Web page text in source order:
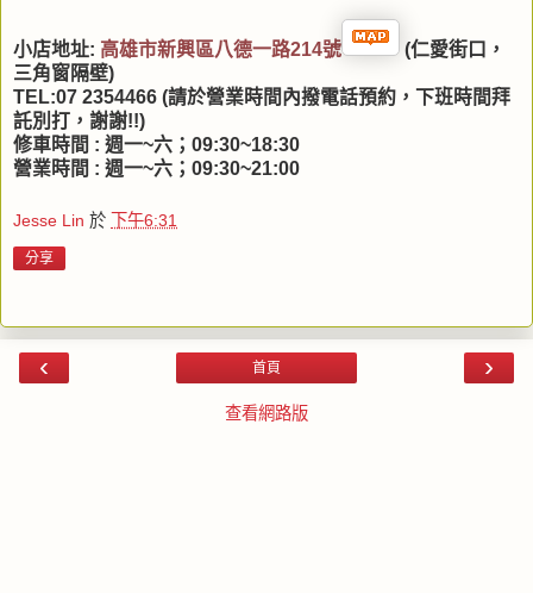
小店地址: 高雄市新興區八德一路214號
(仁愛街口，
三角窗隔壁)
TEL:07 2354466 (請於營業時間內撥電話預約，下班時間拜
託別打，謝謝!!)
修車時間 : 週一~六；09:30~18:30
營業時間 : 週一~六；09:30~21:00
Jesse Lin 於 下午6:31
分享
‹ ›
首頁
查看網路版